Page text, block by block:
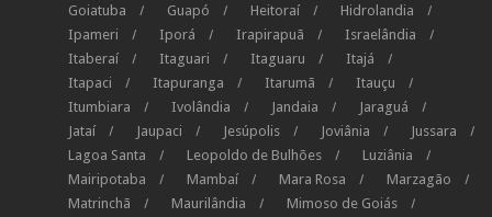
Goiatuba
Guapó Heitoraí
Hidrolandia
Ipameri
Iporá Irapirapuã
Israelândia
Itaberaí
Itaguari Itaguaru
Itajá
Itapaci
Itapuranga Itarumã
Itauçu
Itumbiara
Ivolândia Jandaia
Jaraguá
Jataí
Jaupaci Jesúpolis Joviânia
Jussara
Lagoa Santa
Leopoldo de Bulhões
Luziânia
Mairipotaba
Mambaí Mara Rosa
Marzagão
Matrinchã
Maurilândia
Mimoso de Goiás